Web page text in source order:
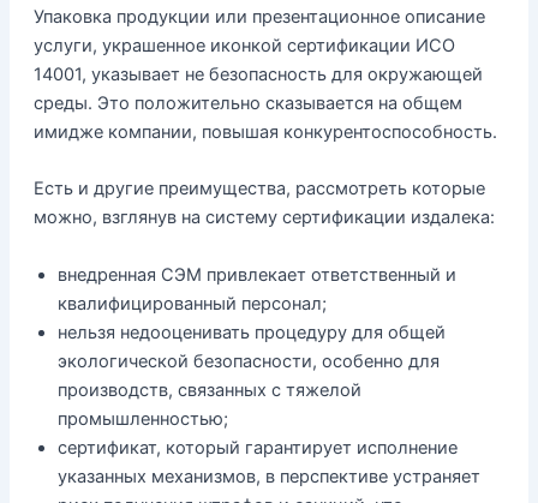
Упаковка продукции или презентационное описание
услуги, украшенное иконкой сертификации ИСО
14001, указывает не безопасность для окружающей
среды. Это положительно сказывается на общем
имидже компании, повышая конкурентоспособность.
Есть и другие преимущества, рассмотреть которые
можно, взглянув на систему сертификации издалека:
внедренная СЭМ привлекает ответственный и
квалифицированный персонал;
нельзя недооценивать процедуру для общей
экологической безопасности, особенно для
производств, связанных с тяжелой
промышленностью;
сертификат, который гарантирует исполнение
указанных механизмов, в перспективе устраняет